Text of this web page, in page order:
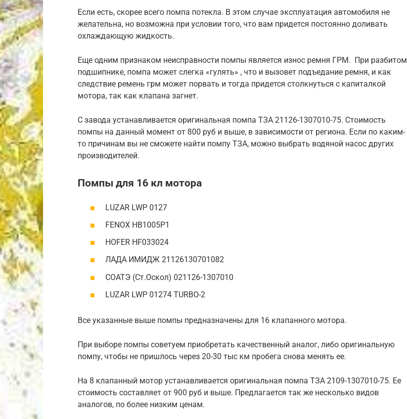
Если есть, скорее всего помпа потекла. В этом случае эксплуатация автомобиля не
желательна, но возможна при условии того, что вам придется постоянно доливать
охлаждающую жидкость.
Еще одним признаком неисправности помпы является износ ремня ГРМ. При разбитом
подшипнике, помпа может слегка «гулять» , что и вызовет подъедание ремня, и как
следствие ремень грм может порвать и тогда придется столкнуться с капиталкой
мотора, так как клапана загнет.
С завода устанавливается оригинальная помпа ТЗА 21126-1307010-75. Стоимость
помпы на данный момент от 800 руб и выше, в зависимости от региона. Если по каким-
то причинам вы не сможете найти помпу ТЗА, можно выбрать водяной насос других
производителей.
Помпы для 16 кл мотора
LUZAR LWP 0127
FENOX HB1005P1
HOFER HF033024
ЛАДА ИМИДЖ 21126130701082
СОАТЭ (Ст.Оскол) 021126-1307010
LUZAR LWP 01274 TURBO-2
Все указанные выше помпы предназначены для 16 клапанного мотора.
При выборе помпы советуем приобретать качественный аналог, либо оригинальную
помпу, чтобы не пришлось через 20-30 тыс км пробега снова менять ее.
На 8 клапанный мотор устанавливается оригинальная помпа ТЗА 2109-1307010-75. Ее
стоимость составляет от 900 руб и выше. Предлагается так же несколько видов
аналогов, по более низким ценам.